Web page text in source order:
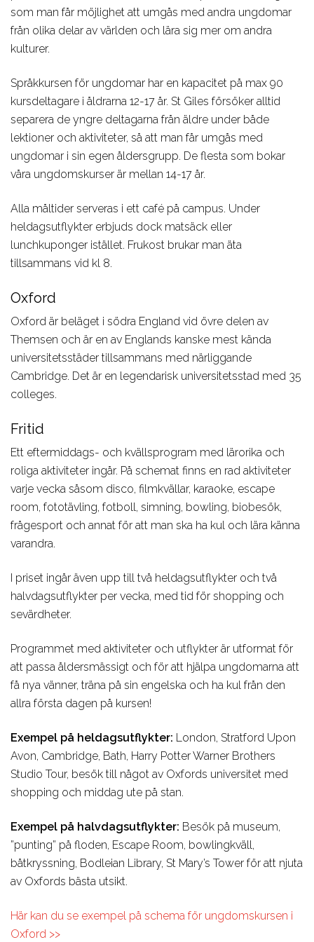
som man får möjlighet att umgås med andra ungdomar
från olika delar av världen och lära sig mer om andra
kulturer.
Språkkursen för ungdomar har en kapacitet på max 90
kursdeltagare i åldrarna 12-17 år. St Giles försöker alltid
separera de yngre deltagarna från äldre under både
lektioner och aktiviteter, så att man får umgås med
ungdomar i sin egen åldersgrupp. De flesta som bokar
våra ungdomskurser är mellan 14-17 år.
Alla måltider serveras i ett café på campus. Under
heldagsutflykter erbjuds dock matsäck eller
lunchkuponger istället. Frukost brukar man äta
tillsammans vid kl 8.
Oxford
Oxford är beläget i södra England vid övre delen av
Themsen och är en av Englands kanske mest kända
universitetsstäder tillsammans med närliggande
Cambridge. Det är en legendarisk universitetsstad med 35
colleges.
Fritid
Ett eftermiddags- och kvällsprogram med lärorika och
roliga aktiviteter ingår. På schemat finns en rad aktiviteter
varje vecka såsom disco, filmkvällar, karaoke, escape
room, fototävling, fotboll, simning, bowling, biobesök,
frågesport och annat för att man ska ha kul och lära känna
varandra.
I priset ingår även upp till två heldagsutflykter och två
halvdagsutflykter per vecka, med tid för shopping och
sevärdheter.
Programmet med aktiviteter och utflykter är utformat för
att passa åldersmässigt och för att hjälpa ungdomarna att
få nya vänner, träna på sin engelska och ha kul från den
allra första dagen på kursen!
Exempel på heldagsutflykter: London, Stratford Upon
Avon, Cambridge, Bath, Harry Potter Warner Brothers
Studio Tour, besök till något av Oxfords universitet med
shopping och middag ute på stan.
Exempel på halvdagsutflykter: Besök på museum,
”punting” på floden, Escape Room, bowlingkväll,
båtkryssning, Bodleian Library, St Mary’s Tower för att njuta
av Oxfords bästa utsikt.
Här kan du se exempel på schema för ungdomskursen i
Oxford >>